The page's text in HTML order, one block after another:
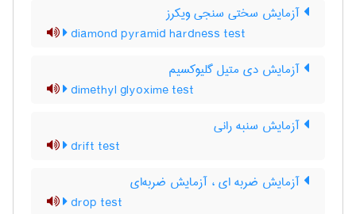
آزمایش سختی سنجی ویکرز
diamond pyramid hardness test
آزمایش دی متیل گلیوکسیم
dimethyl glyoxime test
آزمایش سنبه رانی
drift test
آزمایش ضربه ای ، آزمایش ضربه‌ای
drop test